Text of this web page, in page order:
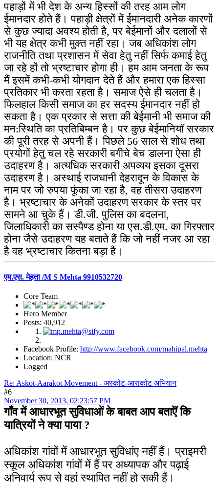
पहाड़ों में भी देश के अन्य हिस्सों की तरह आम लोग
ईमानदार होते हैं। पहाड़ी क्षेत्रों में ईमानदारी अनेक कारणों
से कुछ ज्यादा अवश्य होती है, पर बेईमानों और दलालों से
भी यह क्षेत्र कभी मुक्त नहीं रहा। जब अधिकांश लोग
राजनीति तथा प्रशासन में सेवा हेतु नहीं सिर्फ कमाई हेतु
जा रहे हों तो भ्रष्टाचार होगा ही। हम आम जनता के रूप
मैं इसमें कभी-कभी योगदान देते हैं और हमारा एक हिस्सा
प्रतिकार भी करता रहता है। समाज ऐसे ही चलता है।
फिलहाल किसी समाज का हर सदस्य ईमानदार नहीं हो
सकता है। एक प्रकार से सत्ता की बेईमानी भी समाज की
मन:स्थिति का प्रतिबिम्बन है। पर कुछ बेईमानियॉ सरकार
की पूरी तरह से अपनी हैं। पिछले 56 साल से शोध तथा
प्रयोगों हेतु चल रहे सरकारी बगीचे बेच डालना ऐसा ही
उदाहरण है। अत्यधिक सरकारी अपव्यय इसका दूसरा
उदाहरण है। अस्थाई राजधानी देहरादून के विकास के
नाम पर जो रुपया फूंका जा रहा है, वह तीसरा उदाहरण
है। भ्रष्टाचार के अनेकों उदाहरण सरकार के स्तर पर
सामने आ चुके हैं। डी.जी. पुलिस का बदलना,
जिलाधिकारी का सस्पैण्ड होना या एस.डी.एम. का गिरफ्तार
होना जैसे उदाहरण यह बताते हैं कि जो नहीं नजर आ रहा
है वह भ्रष्टाचार कितना बड़ा है।
एम.एस. मेहता /M S Mehta 9910532720
Core Team
Hero Member
Posts: 40,912
Facebook Profile: http://www.facebook.com/mahipal.mehta
Location: NCR
Logged
Re: Askot-Aarakot Movement - अस्कोट-आराकोट अभियान
#6
November 30, 2013, 02:23:57 PM
गाँव में आधारभूत सुविधाओं के बाबत आप बताऎं कि
यात्रियों ने क्या पाया ?
अधिकांश गांवों में आधारभूत सुविधांए नहीं हैं। प्राइमरी
स्कूल अधिकांश गांवों में हैं पर अध्यापक और पढ़ाई
अनिवार्य रूप से वहां स्थापित नहीं हो सकी हैं।